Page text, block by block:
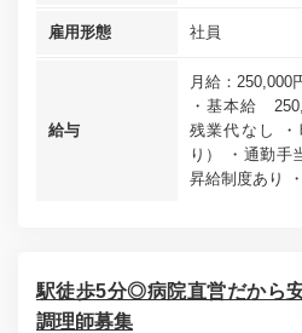
雇用形態 社員
給与
月給：250,000
・基本給
残業代なし
り） ・通勤手
昇給制度あり
駅徒歩5分◎病院直営だから
調理師募集